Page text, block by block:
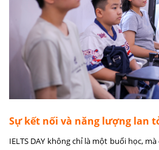
Sự kết nối và năng lượng lan
IELTS DAY không chỉ là một buổi học,